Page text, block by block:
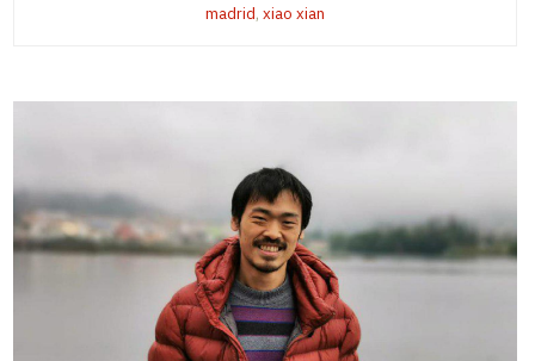
madrid, xiao xian